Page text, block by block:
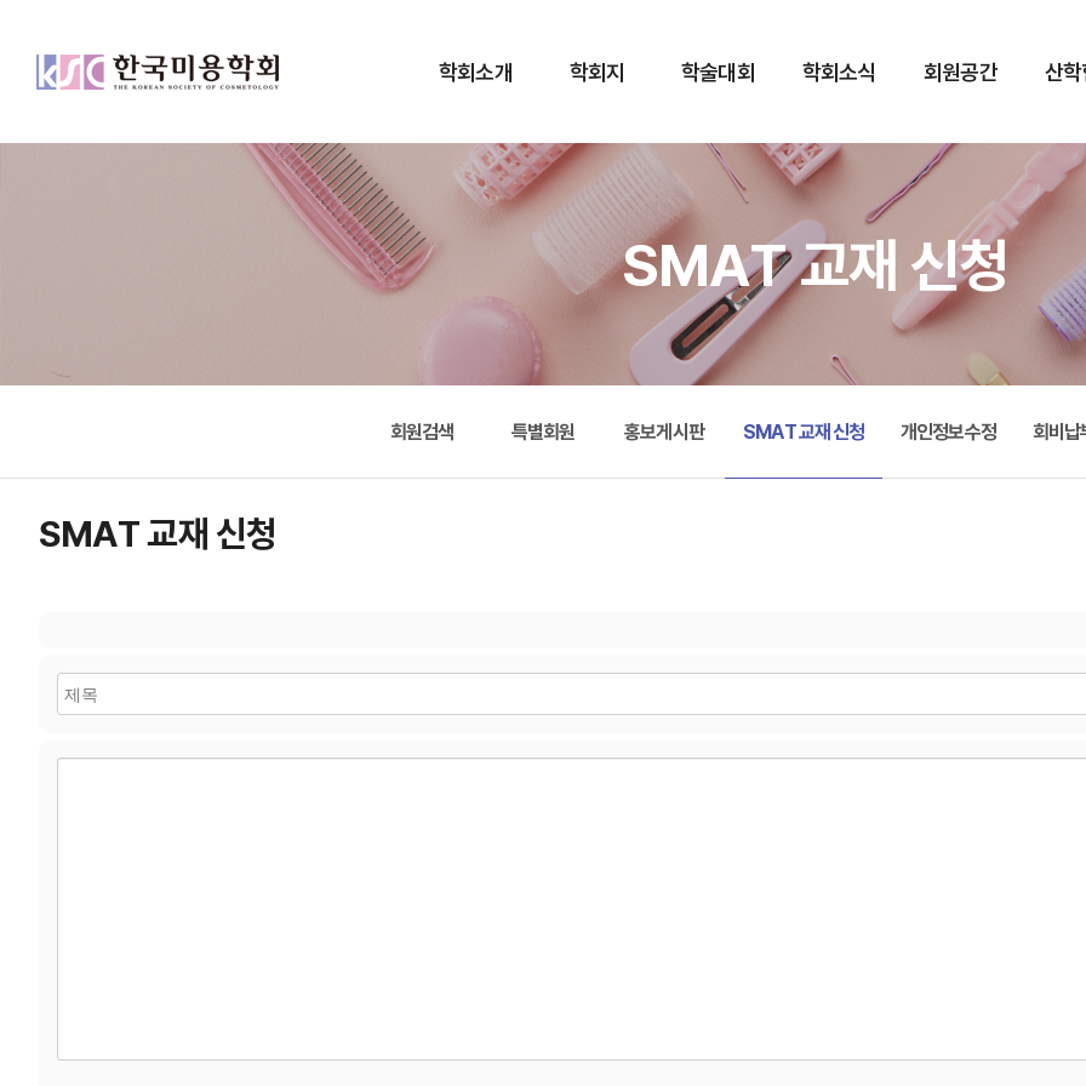
학회소개 학회지 학술대회 학회소식 회원공간 산
SMAT 교재 신청
회원검색 특별회원 홍보게시판 SMAT 교재 신청 개인정보수정 회비납
SMAT 교재 신청